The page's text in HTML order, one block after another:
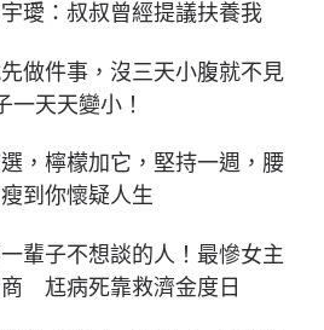
璦：叔叔曾經提議扶養我
做件事，沒三天小腹就不見
一天天變小！
，檸檬加它，堅持一週，腰
到你懷疑人生
輩子不想談的人！最慘女主
尪病死靠救濟金度日